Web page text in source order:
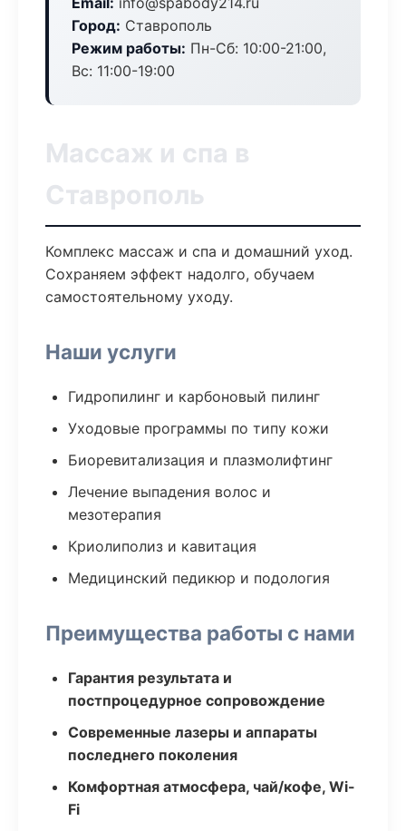
Город: Ставрополь
Режим работы: Пн-Сб: 10:00-21:00,
Вс: 11:00-19:00
Массаж и спа в
Ставрополь
Комплекс массаж и спа и домашний уход.
Сохраняем эффект надолго, обучаем
самостоятельному уходу.
Наши услуги
Гидропилинг и карбоновый пилинг
Уходовые программы по типу кожи
Биоревитализация и плазмолифтинг
Лечение выпадения волос и
мезотерапия
Криолиполиз и кавитация
Медицинский педикюр и подология
Преимущества работы с нами
Гарантия результата и
постпроцедурное сопровождение
Современные лазеры и аппараты
последнего поколения
Комфортная атмосфера, чай/кофе, Wi-
Fi